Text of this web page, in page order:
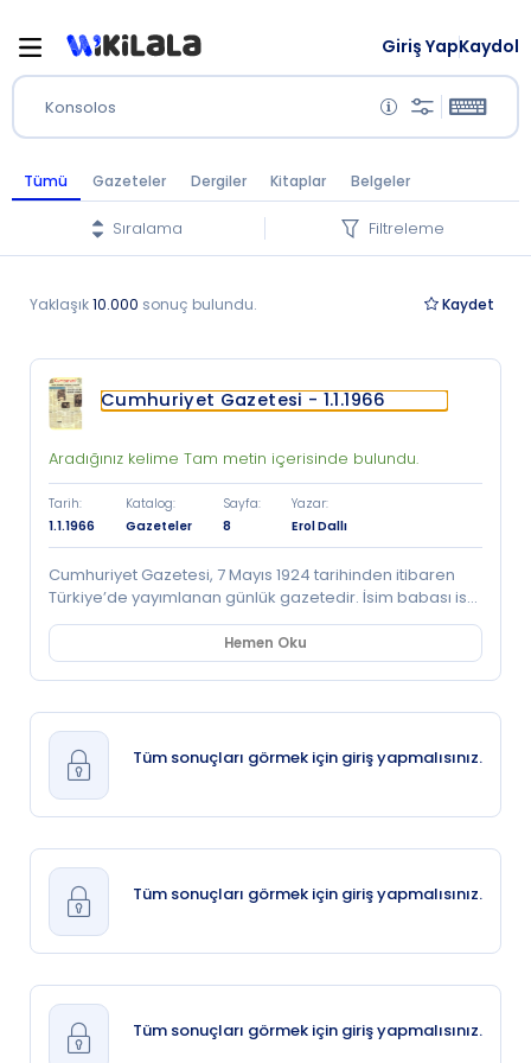
Konsolos
Giriş YapKaydol
Tümü Gazeteler Dergiler Kitaplar Belgeler
Sıralama Filtreleme
Yaklaşık10.000 sonuç bulundu. Kaydet
Cumhuriyet Gazetesi - 1.1.1966
Aradığınız kelime Tam metin içerisinde bulundu.
Tarih:
1.1.1966
Katalog:
Gazeteler
Sayfa:
8
Yazar:
Erol Dallı
Cumhuriyet Gazetesi, 7 Mayıs 1924 tarihinden itibaren
Türkiye’de yayımlanan günlük gazetedir. İsim babası ise
M. Kemal’dir. O sıralarda Kurtuluş Savaşı’nı destekleyen
ilk gazete olan Yeni Gün’ü yayımlamaya devam eden
Yunus Nadi (Abalıoğlu), 7 Mayıs 1924 tarihinde
Cumhuriyet’i iki ortağı Nebizâde Hamdi ve Zekeriya
Sertel ile birlikte kurdu ve gazeteyi yönetmesi için
Zekeriya Sertel’i görevlendirdi. Hüseyin Cahit (Yalçın)’in
Tanin’i, Velid Ebüzziya’nın Tasvir-i Efkâr’ı ve Ahmet Emin
(Yalman)’ın Vatan’ına karşı yayına başlayan gazete, o
dönem için 1 milyona yakın nüfuslu şehirde 7 bin adet
satıyordu. Gazetenin adının altında Türkçe yevmi
gazete, idare yeri İstanbul, Cağaloğlu yazıyordu. İlk
sayıda Yunus Nadi’nin sunuşu ve Mustafa Kemal ile
yaptığı röportaj vardı. Baskı, elle dizilip rotatiflenirdi. İlk
defa 1930’da linotip baskıyla beraber resimlerle
yayımlandı. 1930lar’da küçük ilan yayımlarına başladı.
Aynı yıl ilk renkli ilanı aldı ve ilk renkli fotoğrafı yayımladı.
Fotoğrafçılar Namık Görgüç, Selahattin Giz idi. Dağıtımını
ise 1934’e kadar Artin Efendi yaptı. Yunus Nadi 1924’ten
1945’e kadar Başyazardı; bazen Zekeriya Sertel, Yakup
Kadri, Abidin Daver, M. Nermi, Şükrü Kaya da başyazı
Hemen Oku
Tüm sonuçları görmek için giriş yapmalısınız.
Tüm sonuçları görmek için giriş yapmalısınız.
Tüm sonuçları görmek için giriş yapmalısınız.